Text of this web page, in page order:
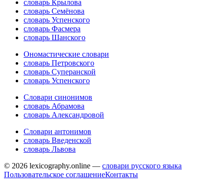
словарь Крылова
словарь Семёнова
словарь Успенского
словарь Фасмера
словарь Шанского
Ономастические словари
словарь Петровского
словарь Суперанской
словарь Успенского
Словари синонимов
словарь Абрамова
словарь Александровой
Словари антонимов
словарь Введенской
словарь Львова
© 2026 lexicography.online — словари русского языка
Пользовательское соглашениеКонтакты